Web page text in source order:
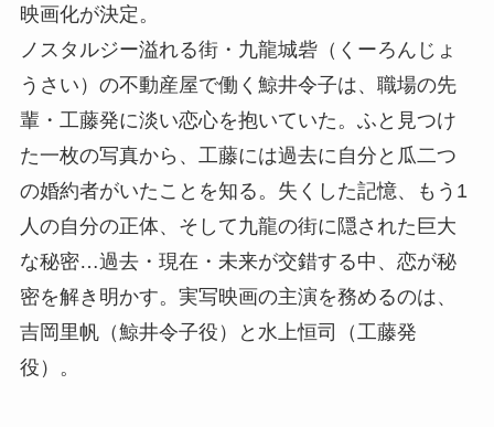
映画化が決定。
ノスタルジー溢れる街・九龍城砦（くーろんじょ
うさい）の不動産屋で働く鯨井令子は、職場の先
輩・工藤発に淡い恋心を抱いていた。ふと見つけ
た一枚の写真から、工藤には過去に自分と瓜二つ
の婚約者がいたことを知る。失くした記憶、もう1
人の自分の正体、そして九龍の街に隠された巨大
な秘密…過去・現在・未来が交錯する中、恋が秘
密を解き明かす。実写映画の主演を務めるのは、
吉岡里帆（鯨井令子役）と水上恒司（工藤発
役）。